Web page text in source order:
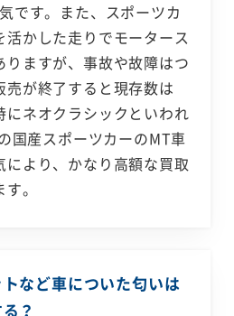
です。また、スポーツカ
活かした走りでモータース
りますが、事故や故障はつ
売が終了すると現存数は
にネオクラシックといわれ
国産スポーツカーのMT車
により、かなり高額な買取
。
など車についた匂いは
？